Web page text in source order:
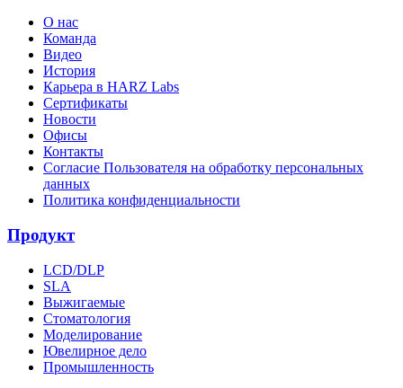
О нас
Команда
Видео
История
Карьера в HARZ Labs
Сертификаты
Новости
Офисы
Контакты
Согласие Пользователя на обработку персональных
данных
Политика конфиденциальности
Продукт
LCD/DLP
SLA
Выжигаемые
Стоматология
Моделирование
Ювелирное дело
Промышленность